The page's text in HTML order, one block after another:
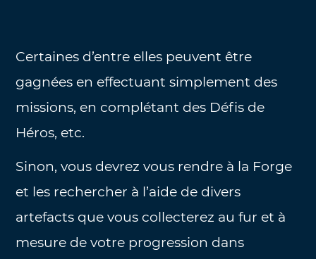
Certaines d’entre elles peuvent être
gagnées en effectuant simplement des
missions, en complétant des Défis de
Héros, etc.
Sinon, vous devrez vous rendre à la Forge
et les rechercher à l’aide de divers
artefacts que vous collecterez au fur et à
mesure de votre progression dans